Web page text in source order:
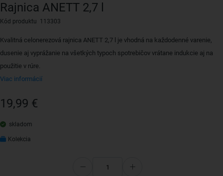
Rajnica ANETT 2,7 l
Kód produktu 113303
Kvalitná celonerezová rajnica ANETT 2,7 l je vhodná na každodenné varenie,
dusenie aj vyprážanie na všetkých typoch spotrebičov vrátane indukcie aj na
použitie v rúre.
Viac informácií
19,99 €
skladom
Kolekcia